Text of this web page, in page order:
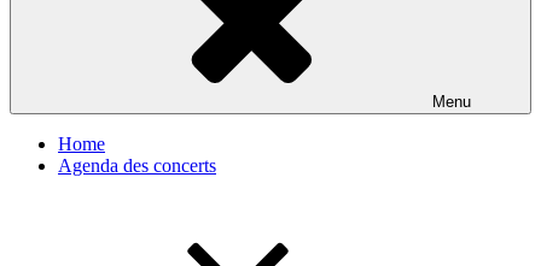
Menu
Home
Agenda des concerts